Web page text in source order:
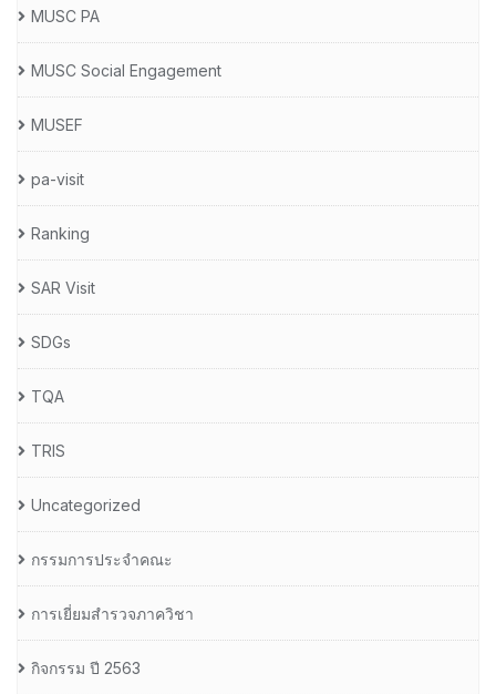
MUSC PA
MUSC Social Engagement
MUSEF
pa-visit
Ranking
SAR Visit
SDGs
TQA
TRIS
Uncategorized
กรรมการประจำคณะ
การเยี่ยมสำรวจภาควิชา
กิจกรรม ปี 2563